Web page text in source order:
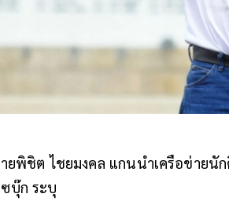
ยพิชิต ไชยมงคล แกนนำเครือข่าย
บุ๊ก ระบุ